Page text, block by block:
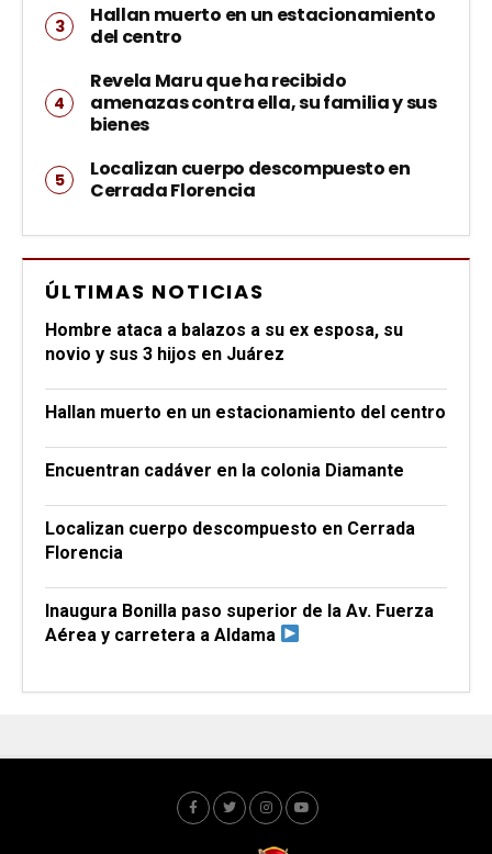
Hallan muerto en un estacionamiento
del centro
Revela Maru que ha recibido
amenazas contra ella, su familia y sus
bienes
Localizan cuerpo descompuesto en
Cerrada Florencia
ÚLTIMAS NOTICIAS
Hombre ataca a balazos a su ex esposa, su
novio y sus 3 hijos en Juárez
Hallan muerto en un estacionamiento del centro
Encuentran cadáver en la colonia Diamante
Localizan cuerpo descompuesto en Cerrada
Florencia
Inaugura Bonilla paso superior de la Av. Fuerza
Aérea y carretera a Aldama